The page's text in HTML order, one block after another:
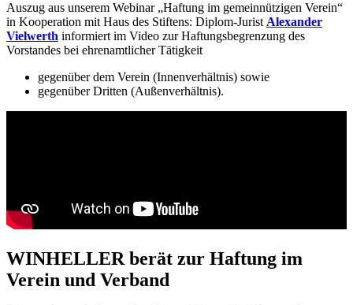
Auszug aus unserem Webinar „Haftung im gemeinnützigen Verein“
in Kooperation mit Haus des Stiftens: Diplom-Jurist Alexander
Vielwerth informiert im Video zur Haftungsbegrenzung des
Vorstandes bei ehrenamtlicher Tätigkeit
gegenüber dem Verein (Innenverhältnis) sowie
gegenüber Dritten (Außenverhältnis).
WINHELLER berät zur Haftung im
Verein und Verband